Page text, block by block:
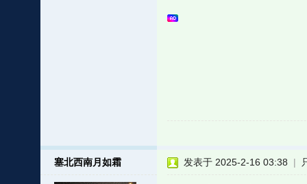
塞北西南月如霜 发表于 2025-2-16 03:38 |